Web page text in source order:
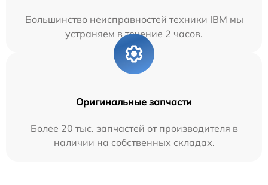
Большинство неисправностей техники IBM мы
устраняем в течение 2 часов.
Оригинальные запчасти
Более 20 тыс. запчастей от производителя в
наличии на собственных складах.